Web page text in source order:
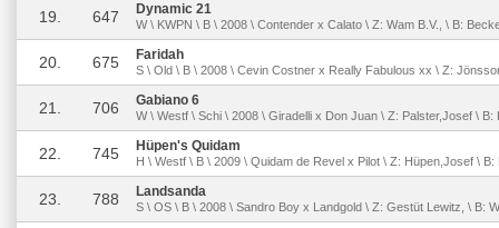
19. 647 Dynamic 21
W \ KWPN \ B \ 2008 \ Contender x Calato \ Z: Wam B.V., \ B:
20. 675 Faridah
S \ Old \ B \ 2008 \ Cevin Costner x Really Fabulous xx \ Z:
21. 706 Gabiano 6
W \ Westf \ Schi \ 2008 \ Giradelli x Don Juan \ Z: Palster,Josef \ B:
22. 745 Hüpen's Quidam
H \ Westf \ B \ 2009 \ Quidam de Revel x Pilot \ Z: Hüpen,Josef \ B:
23. 788 Landsanda
S \ OS \ B \ 2008 \ Sandro Boy x Landgold \ Z: Gestüt Lewitz, \ B: